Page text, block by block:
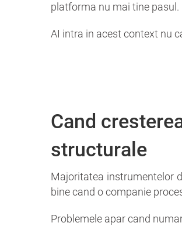
platforma nu mai tine pasul.
AI intra in acest context nu
Cand
structurale
Majoritatea instrumentelor
bine cand o companie
Problemele apar cand